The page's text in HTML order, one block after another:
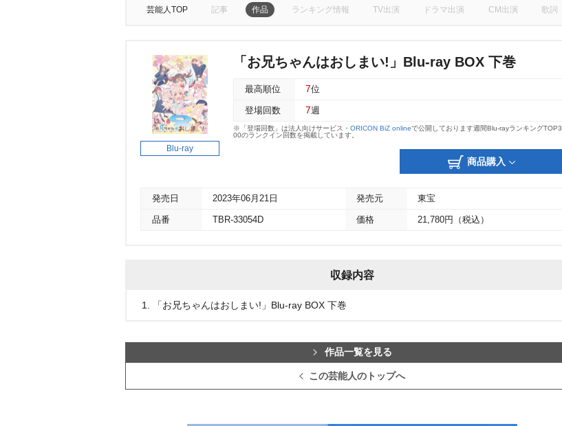
芸能人TOP 記事 作品 ランキング情報 TV出演 ドラマ出演 CM出演 歌詞
Blu-ray
「お兄ちゃんはおしまい!」Blu-ray BOX 下巻
最高順位 7位
登場回数 7週
※「登場回数」は法人向けサービス・ ORICON BiZ onlineで公開しております週間Blu-rayランキングTOP3
00のランクイン回数を掲載しています。
商品購入
発売日 2023年06月21日 発売元 東宝
品番 TBR-33054D 価格 21,780円（税込）
収録内容
1. 「お兄ちゃんはおしまい!」Blu-ray BOX 下巻
作品一覧を見る
この芸能人のトップへ